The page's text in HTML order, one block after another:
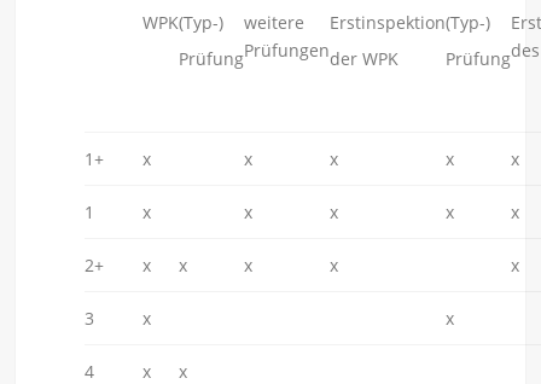
WPK(Typ-)
Prüfung
weitere
Prüfungen
Erstinspektion
der WPK
(Typ-)
Prüfung
1+ x x x x x
1 x x x x x
2+ x x x x x
3 x x
4 x x